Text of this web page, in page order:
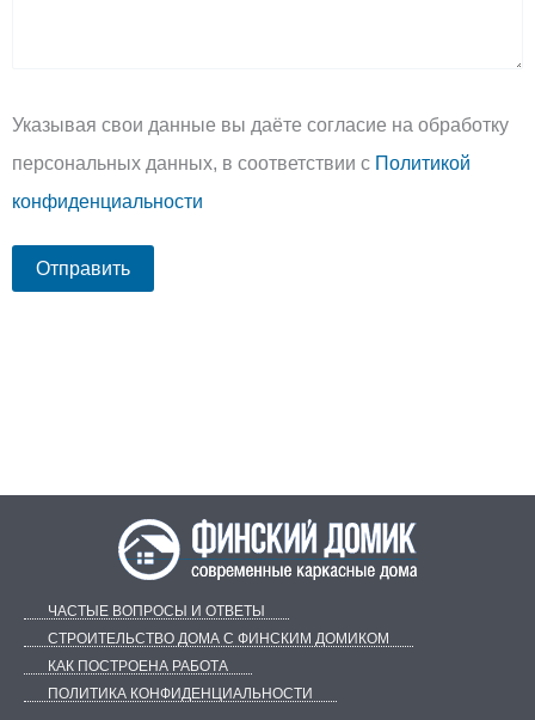
Указывая свои данные вы даёте согласие на обработку
персональных данных, в соответствии с Политикой
конфиденциальности
ЧАСТЫЕ ВОПРОСЫ И ОТВЕТЫ
СТРОИТЕЛЬСТВО ДОМА С ФИНСКИМ ДОМИКОМ
КАК ПОСТРОЕНА РАБОТА
ПОЛИТИКА КОНФИДЕНЦИАЛЬНОСТИ